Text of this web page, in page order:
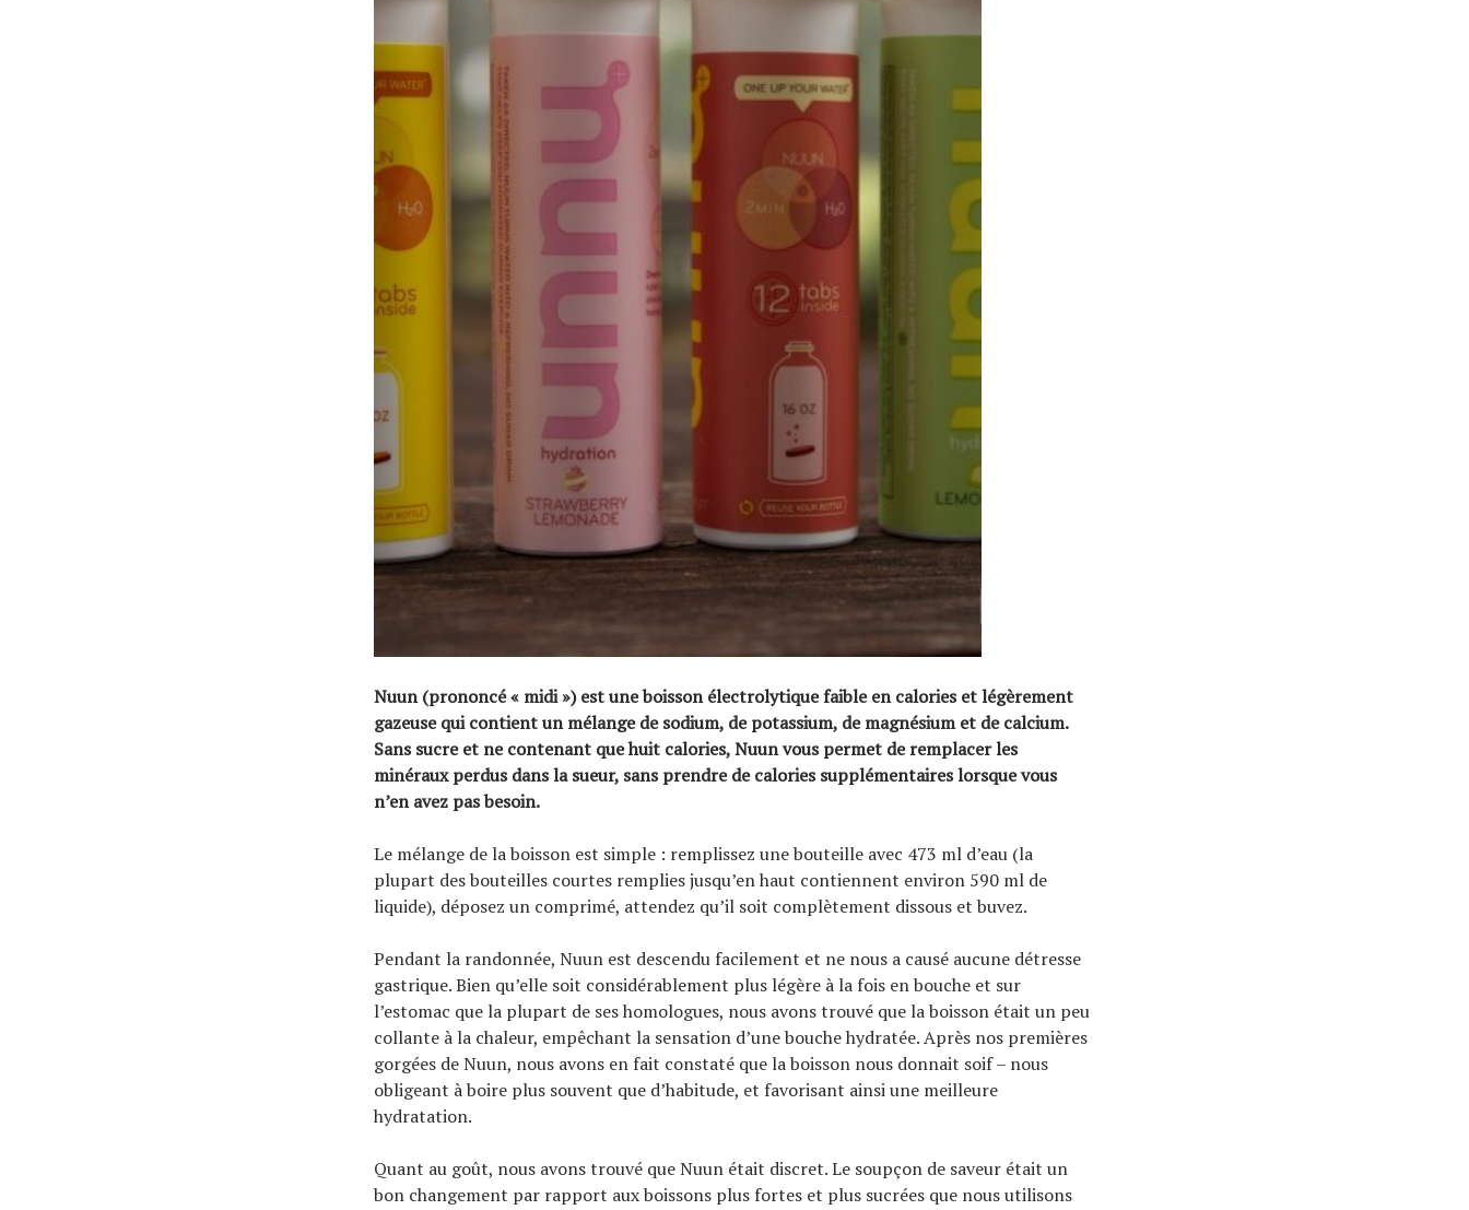
Nuun (prononcé « midi ») est une boisson électrolytique faible en calories et légèrement
gazeuse qui contient un mélange de sodium, de potassium, de magnésium et de calcium.
Sans sucre et ne contenant que huit calories, Nuun vous permet de remplacer les
minéraux perdus dans la sueur, sans prendre de calories supplémentaires lorsque vous
n’en avez pas besoin.
Le mélange de la boisson est simple : remplissez une bouteille avec 473 ml d’eau (la
plupart des bouteilles courtes remplies jusqu’en haut contiennent environ 590 ml de
liquide), déposez un comprimé, attendez qu’il soit complètement dissous et buvez.
Pendant la randonnée, Nuun est descendu facilement et ne nous a causé aucune détresse
gastrique. Bien qu’elle soit considérablement plus légère à la fois en bouche et sur
l’estomac que la plupart de ses homologues, nous avons trouvé que la boisson était un peu
collante à la chaleur, empêchant la sensation d’une bouche hydratée. Après nos premières
gorgées de Nuun, nous avons en fait constaté que la boisson nous donnait soif – nous
obligeant à boire plus souvent que d’habitude, et favorisant ainsi une meilleure
hydratation.
Quant au goût, nous avons trouvé que Nuun était discret. Le soupçon de saveur était un
bon changement par rapport aux boissons plus fortes et plus sucrées que nous utilisons